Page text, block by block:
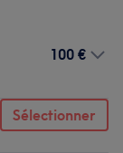
100 €
Sélectionner